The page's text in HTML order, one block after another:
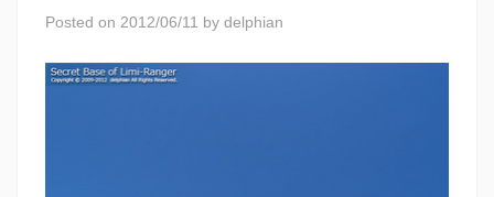
Posted on 2012/06/11 by delphian